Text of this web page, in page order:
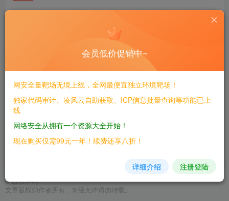
[/hidecontent]
©版权声明
文章版权归作者所有，未经允许请勿转载。
会员低价促销中~
网安全量靶场无境上线，全网最便宜独立环境靶场！
独家代码审计、凌风云自助获取、ICP信息批量查询等功能已上
线
网络安全从拥有一个资源大全开始！
现在购买仅需99元一年！续费还享八折！
详细介绍 注册登陆